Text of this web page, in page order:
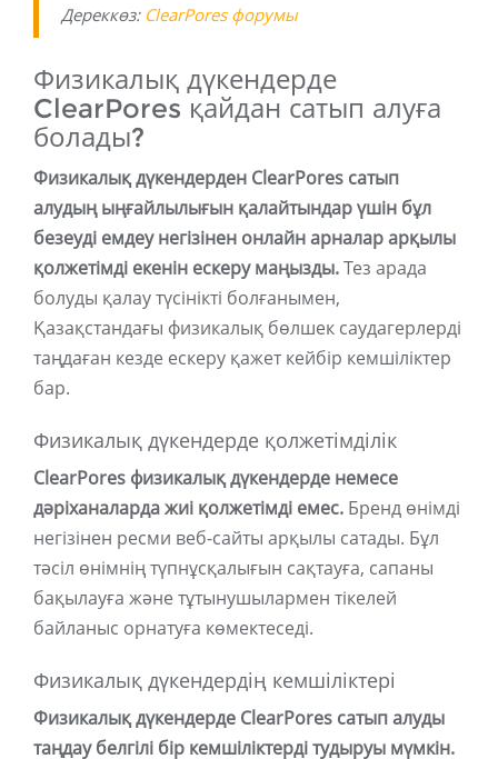
Дереккөз: ClearPores форумы
Физикалық дүкендерде
ClearPores қайдан сатып алуға
болады?
Физикалық дүкендерден ClearPores сатып
алудың ыңғайлылығын қалайтындар үшін бұл
безеуді емдеу негізінен онлайн арналар арқылы
қолжетімді екенін ескеру маңызды.Тез арада
болуды қалау түсінікті болғанымен,
Қазақстандағы физикалық бөлшек саудагерлерді
таңдаған кезде ескеру қажет кейбір кемшіліктер
бар.
Физикалық дүкендерде қолжетімділік
ClearPores физикалық дүкендерде немесе
дәріханаларда жиі қолжетімді емес. Бренд өнімді
негізінен ресми веб-сайты арқылы сатады. Бұл
тәсіл өнімнің түпнұсқалығын сақтауға, сапаны
бақылауға және тұтынушылармен тікелей
байланыс орнатуға көмектеседі.
Физикалық дүкендердің кемшіліктері
Физикалық дүкендерде ClearPores сатып алуды
таңдау белгілі бір кемшіліктерді тудыруы мүмкін.